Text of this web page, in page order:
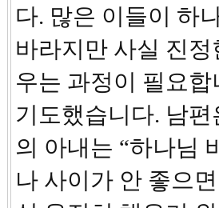
다. 많은 이들이 하
바라지만 사실 진
우는 과정이 필요
기도했습니다. 남
의 아내는 “하나님
나 사이가 안 좋으